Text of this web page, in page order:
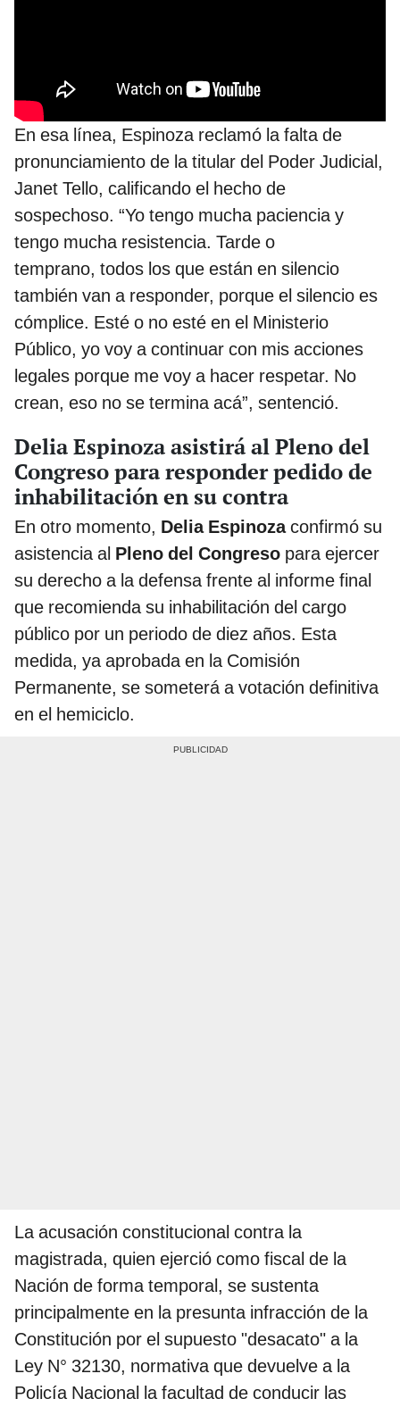
En esa línea, Espinoza reclamó la falta de
pronunciamiento de la titular del Poder Judicial,
Janet Tello, calificando el hecho de
sospechoso. “Yo tengo mucha paciencia y
tengo mucha resistencia. Tarde o
temprano, todos los que están en silencio
también van a responder, porque el silencio es
cómplice. Esté o no esté en el Ministerio
Público, yo voy a continuar con mis acciones
legales porque me voy a hacer respetar. No
crean, eso no se termina acá”, sentenció.
Delia Espinoza asistirá al Pleno del
Congreso para responder pedido de
inhabilitación en su contra
En otro momento, Delia Espinozaconfirmó su
asistencia al Pleno del Congreso para ejercer
su derecho a la defensa frente al informe final
que recomienda su inhabilitación del cargo
público por un periodo de diez años. Esta
medida, ya aprobada en la Comisión
Permanente, se someterá a votación definitiva
en el hemiciclo.
La acusación constitucional contra la
magistrada, quien ejerció como fiscal de la
Nación de forma temporal, se sustenta
principalmente en la presunta infracción de la
Constitución por el supuesto "desacato" a la
Ley N° 32130, normativa que devuelve a la
Policía Nacional la facultad de conducir las